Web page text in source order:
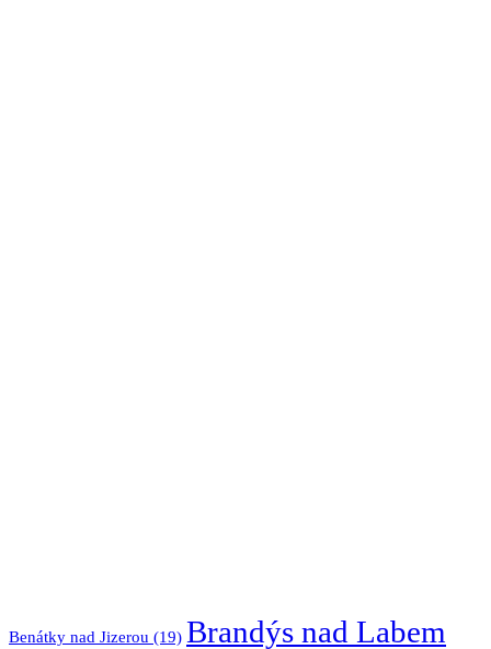
Benátky nad Jizerou (19) Brandýs nad Labem